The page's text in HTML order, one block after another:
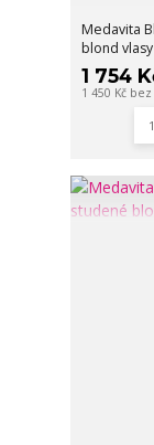
Medavita
blond
1 754
1 450 Kč bez